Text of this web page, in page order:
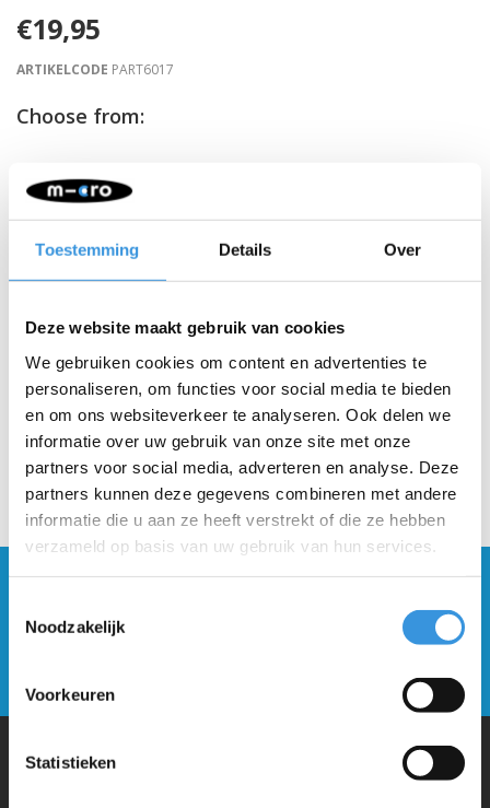
Toestemming Details Over
Deze website maakt gebruik van cookies
We gebruiken cookies om content en advertenties te
personaliseren, om functies voor social media te bieden
en om ons websiteverkeer te analyseren. Ook delen we
informatie over uw gebruik van onze site met onze
partners voor social media, adverteren en analyse. Deze
partners kunnen deze gegevens combineren met andere
informatie die u aan ze heeft verstrekt of die ze hebben
verzameld op basis van uw gebruik van hun services.
Noodzakelijk
Voorkeuren
Statistieken
€19,95
ARTIKELCODE PART6017
Choose from:
- +
Gratis verzending vanaf €60
nieuwsbrief